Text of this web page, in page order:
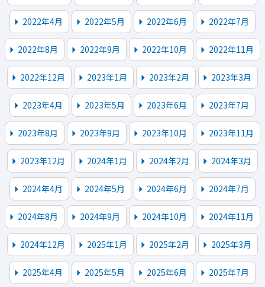
2022年4月 2022年5月 2022年6月 2022年7月
2022年8月 2022年9月 2022年10月 2022年11月
2022年12月 2023年1月 2023年2月 2023年3月
2023年4月 2023年5月 2023年6月 2023年7月
2023年8月 2023年9月 2023年10月 2023年11月
2023年12月 2024年1月 2024年2月 2024年3月
2024年4月 2024年5月 2024年6月 2024年7月
2024年8月 2024年9月 2024年10月 2024年11月
2024年12月 2025年1月 2025年2月 2025年3月
2025年4月 2025年5月 2025年6月 2025年7月